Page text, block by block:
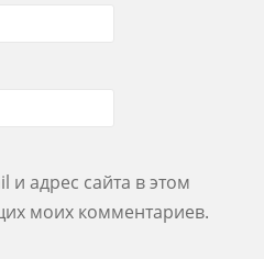
адрес сайта в этом
моих комментариев.